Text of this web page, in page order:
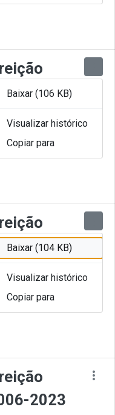
2023
por Juliana
2023
por Juliana
2023
Baixar (106 KB)
Visualizar histórico
Copiar para
Baixar (104 KB)
Visualizar histórico
Copiar para